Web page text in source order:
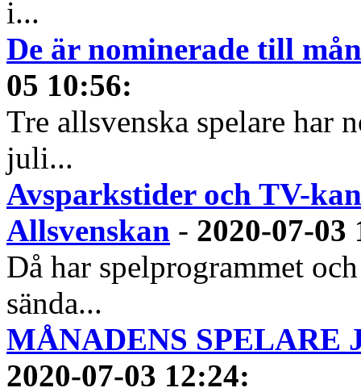
i...
De är nominerade till
05 10:56:
Tre allsvenska spelare har
juli...
Avsparkstider och TV-
Allsvenskan - 2020-07-03
Då har spelprogrammet
sända...
MÅNADENS SPELARE
2020-07-03 12:24: